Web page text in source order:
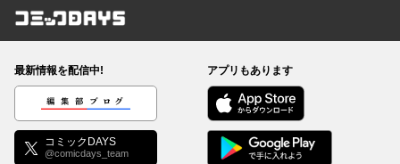
コミックDAYS
最新情報を配信中!
編集部ブログ
コミックDAYS
@comicdays_team
アプリもあります